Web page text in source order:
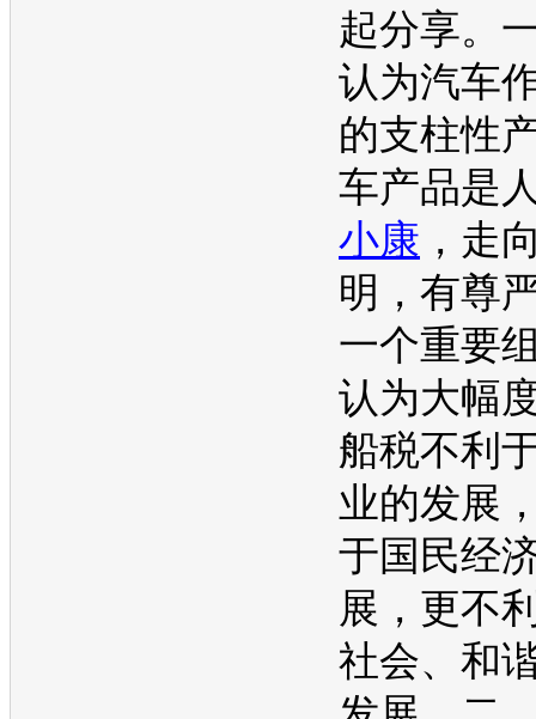
起分享。
认为汽车
的支柱性
车产品是
小康 ，走
明，有尊
一个重要
认为大幅
船税不利
业的发展
于国民经
展，更不
社会、和